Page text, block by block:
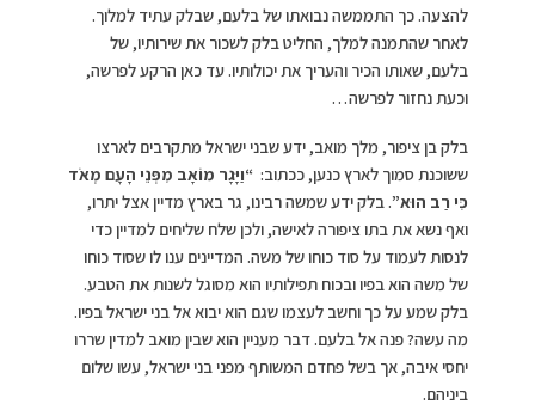
להצעה. כך התממשה נבואתו של בלעם, שבלק עתיד למלוך.
לאחר שהתמנה למלך, החליט בלק לשכור את שירותיו, של
בלעם, שאותו הכיר והעריך את יכולותיו. עד כאן הרקע לפרשה,
וכעת נחזור לפרשה…
בלק בן ציפור, מלך מואב, ידע שבני ישראל מתקרבים לארצו
ששוכנת סמוך לארץ כנען, ככתוב:“וַיָּגָר מוֹאָב מִפְּנֵי הָעָם מְאֹד
כִּי רַב הוּא”. בלק ידע שמשה רבינו, גר בארץ מדיין אצל יתרו,
ואף נשא את בתו ציפורה לאישה, ולכן שלח שליחים למדיין כדי
לנסות לעמוד על סוד כוחו של משה. המדיינים ענו לו שסוד כוחו
של משה הוא בפיו ובכוח תפילותיו הוא מסוגל לשנות את הטבע.
בלק שמע על כך וחשב לעצמו שגם הוא יבוא אל בני ישראל בפיו.
מה עשה? פנה אל בלעם. דבר מעניין הוא שבין מואב למדין שררו
יחסי איבה, אך בשל פחדם המשותף מפני בני ישראל, עשו שלום
ביניהם.